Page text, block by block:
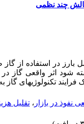
چند نظمی
بارز در استفاده از
شود اثر واقعی گاز در
تکنولوژیهای گاز
نفوذ در بازار ، تقلیل